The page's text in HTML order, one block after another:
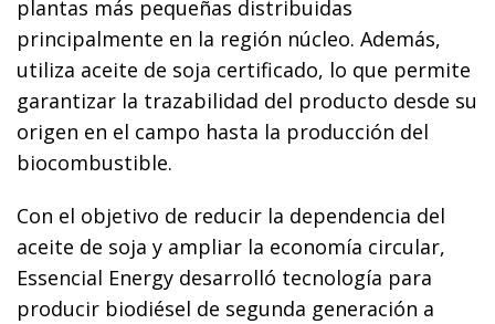
plantas más pequeñas distribuidas
principalmente en la región núcleo. Además,
utiliza aceite de soja certificado, lo que permite
garantizar la trazabilidad del producto desde su
origen en el campo hasta la producción del
biocombustible.
Con el objetivo de reducir la dependencia del
aceite de soja y ampliar la economía circular,
Essencial Energy desarrolló tecnología para
producir biodiésel de segunda generación a